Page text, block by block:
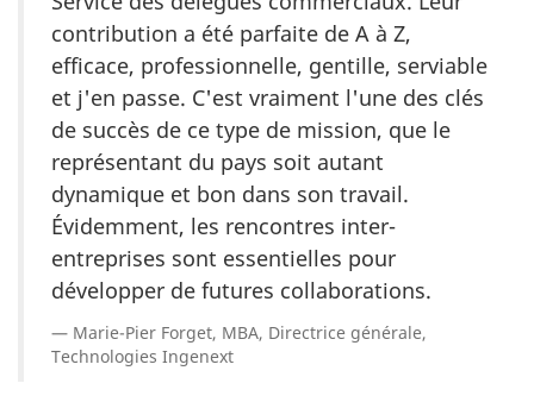
contribution a été parfaite de A à Z,
efficace, professionnelle, gentille, serviable
et j'en passe. C'est vraiment l'une des clés
de succès de ce type de mission, que le
représentant du pays soit autant
dynamique et bon dans son travail.
Évidemment, les rencontres inter-
entreprises sont essentielles pour
développer de futures collaborations.
Marie-Pier Forget, MBA, Directrice générale,
Technologies Ingenext